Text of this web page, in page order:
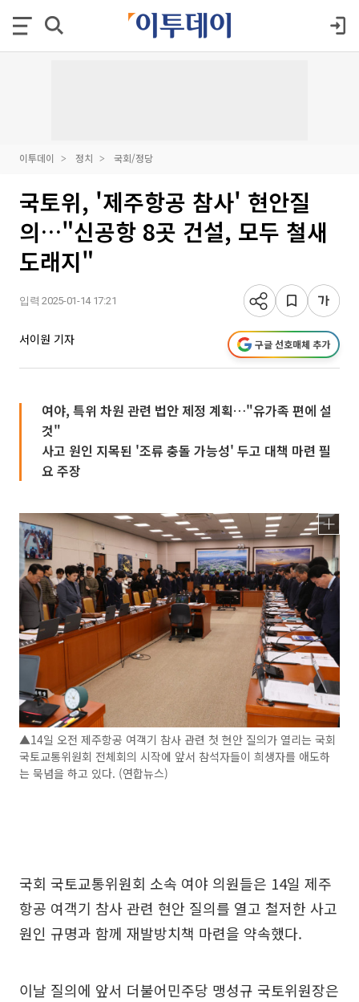
이투데이 정치 국회/정당
국토위, '제주항공 참사' 현안질
의…"신공항 8곳 건설, 모두 철새
도래지"
입력 2025-01-14 17:21
서이원 기자 구글 선호매체 추가
여야, 특위 차원 관련 법안 제정 계획…"유가족 편에 설
것"
사고 원인 지목된 '조류 충돌 가능성' 두고 대책 마련 필
요 주장
▲14일 오전 제주항공 여객기 참사 관련 첫 현안 질의가 열리는 국회
국토교통위원회 전체회의 시작에 앞서 참석자들이 희생자를 애도하
는 묵념을 하고 있다. (연합뉴스)
국회 국토교통위원회 소속 여야 의원들은 14일 제주
항공 여객기 참사 관련 현안 질의를 열고 철저한 사고
원인 규명과 함께 재발방치책 마련을 약속했다.
이날 질의에 앞서 더불어민주당 맹성규 국토위원장은